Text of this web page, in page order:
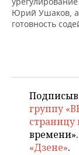
Юрий Ушаков,
готовность
группу
страницу
«Дзене».